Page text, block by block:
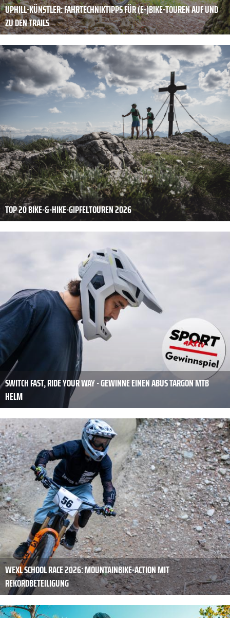
UPHILL-KÜNSTLER: FAHRTECHNIKTIPPS FÜR (E-)BIKE-TOUREN AUF UND
ZU DEN TRAILS
TOP 20 BIKE-&-HIKE-GIPFELTOUREN 2026
SWITCH FAST, RIDE YOUR WAY - GEWINNE EINEN ABUS TARGON MTB
HELM
WEXL SCHOOL RACE 2026: MOUNTAINBIKE-ACTION MIT
REKORDBETEILIGUNG